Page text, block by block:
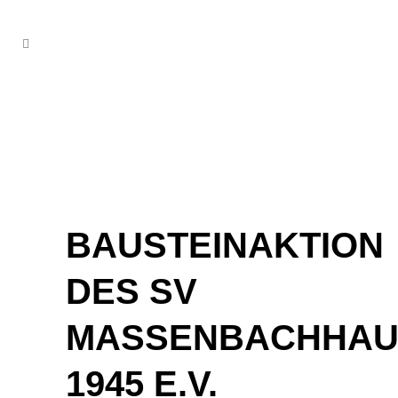
BAUSTEINAKTION
DES SV
1945 E.V.